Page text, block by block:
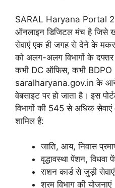
SARAL Haryana Portal
ऑनलाइन डिजिटल मंच है जिसे
सेवाएं एक ही जगह से देने के
को अलग-अलग विभागों के
कभी DC ऑफिस, कभी
saralharyana.gov.in के आने
वेबसाइट पर हो जाता है। इस
विभागों की 545 से अधिक
शामिल हैं:
जाति, आय, निवास
वृद्धावस्था पेंशन, विधवा
राशन कार्ड से जुड़ी सेवाएं
श्रम विभाग की योजनाएं